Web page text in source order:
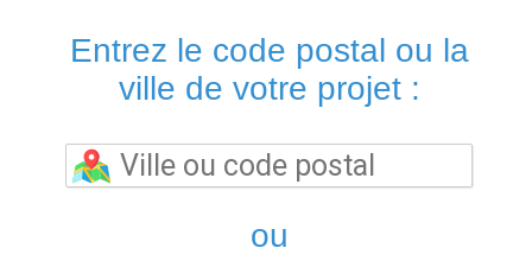
Entrez le code postal ou la
ville de votre projet :
ou